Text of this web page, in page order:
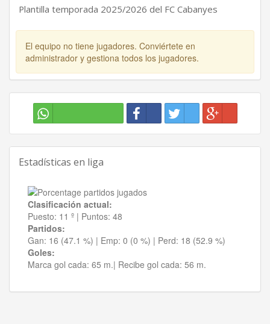
Plantilla temporada 2025/2026 del FC Cabanyes
El equipo no tiene jugadores. Conviértete en
administrador y gestiona todos los jugadores.
Estadísticas en liga
Clasificación actual:
Puesto: 11 º | Puntos: 48
Partidos:
Gan: 16 (47.1 %) | Emp: 0 (0 %) | Perd: 18 (52.9 %)
Goles:
Marca gol cada: 65 m.| Recibe gol cada: 56 m.